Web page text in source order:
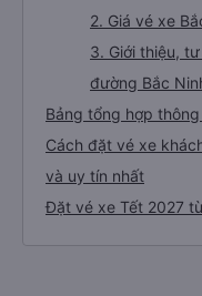
2. Giá vé xe
3. Giới thiệu,
đường Bắc
Bảng tổng hợp
Cách đặt vé xe
và uy tín nhất
Đặt vé xe Tết 2027